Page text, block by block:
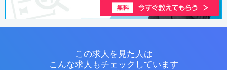
この求人を見た人は
こんな求人もチェックしています